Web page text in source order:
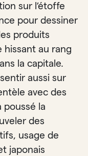
sur l’étoffe
pour dessiner
produits
hissant au rang
la capitale.
aussi sur
avec des
la
des
usage de
japonais